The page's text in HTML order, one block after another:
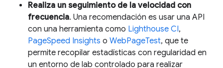
Realiza un seguimiento de la velocidad con
frecuencia. Una recomendación es usar una API
con una herramienta como Lighthouse CI,
PageSpeed Insights o WebPageTest, que te
permite recopilar estadísticas con regularidad en
un entorno de lab controlado para realizar